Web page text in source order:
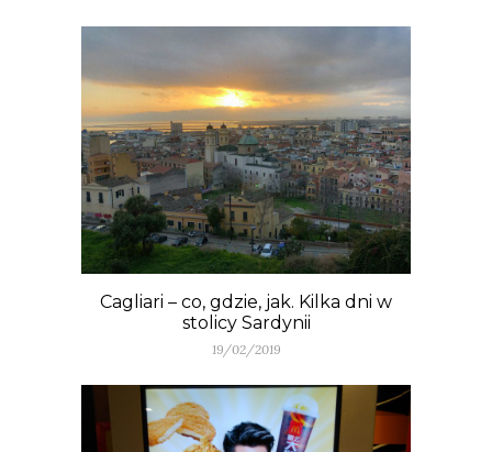
Cagliari – co, gdzie, jak. Kilka dni w
stolicy Sardynii
19/02/2019